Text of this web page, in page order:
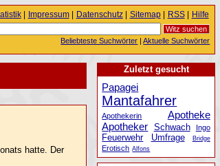
hatte. Der
| Impressum| Datenschutz| Sitemap| RSS| Hilfe
Beliebteste Suchwörter |Aktuelle Suchwörter
Zuletzt gesucht
Papagei
Mantafahrer
Apothekerin
Apotheke
Apotheker Schwach Ingo
Feuerwehr Umfrage Bridge
Erotisch Alfons